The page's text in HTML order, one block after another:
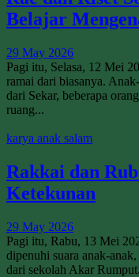
Belajar
29 May 2026
Pagi itu, Selasa, 12 Mei
ramai dari biasanya.
dari Sekar, beberapa
ruang...
karya anak salam
Rakkai dan
Ketekunan
29 May 2026
Pagi itu, Rabu, 13 Mei
dipenuhi suara anak-
dari sekolah Akar